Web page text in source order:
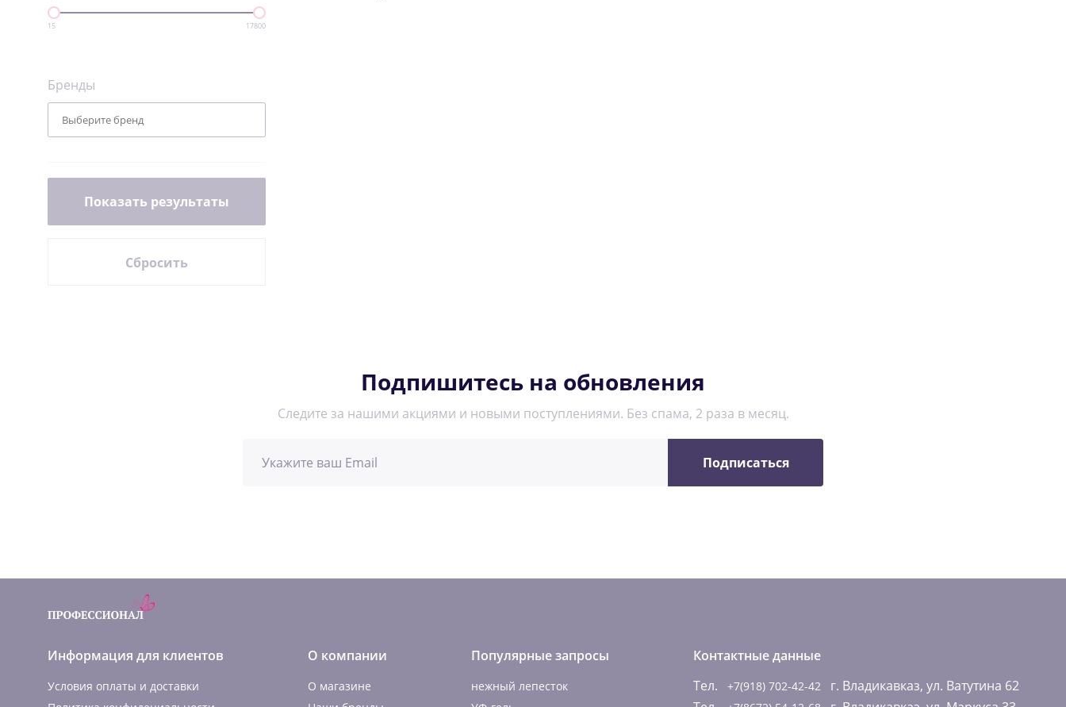
15 17800
Бренды
Показать результаты
Сбросить
Подпишитесь на обновления
Следите за нашими акциями и новыми поступлениями. Без спама, 2 раза в месяц.
Подписаться
Информация для клиентов
Условия оплаты и доставки
О компании
О магазине
Популярные запросы
нежный лепесток
Контактные данные
Тел.
+7(918) 702-42-42
г. Владикавказ, ул. Ватутина 62